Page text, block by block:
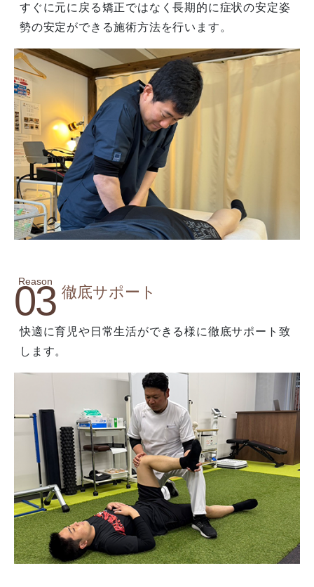
すぐに元に戻る矯正ではなく長期的に症状の安定姿
勢の安定ができる施術方法を行います。
Reason
03 徹底サポート
快適に育児や日常生活ができる様に徹底サポート致
します。